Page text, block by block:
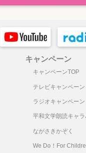
キャンペーン
キャンペーンTOP
テレビキャンペーン
ラジオキャンペーン
平和文学朗読キャラ
ながさきかぞく
We Do！For